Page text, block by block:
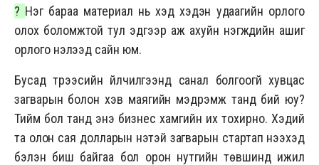
үү? Нэг бараа материал нь хэд хэдэн удаагийн орлого
олох боломжтой тул эдгээр аж ахуйн нэгжүүдийн ашиг
орлого нэлээд сайн юм.
Бусад түрээсийн үйлчилгээнд санал болгоогүй хувцас
загварын болон хэв маягийн мэдрэмж танд бий юу?
Тийм бол танд энэ бизнес хамгийн их тохирно. Хэдий
та олон сая долларын үнэтэй загварын стартап нээхэд
бэлэн биш байгаа бол орон нутгийн төвшинд ижил